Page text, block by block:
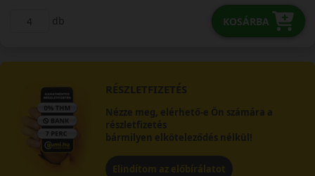
db KOSÁRBA
RÉSZLETFIZETÉS
Nézze meg, elérhető-e Ön számára a
részletfizetés
bármilyen elköteleződés nélkül!
Elindítom az előbírálatot